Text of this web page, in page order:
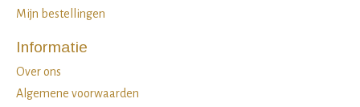
Mijn bestellingen
Informatie
Over ons
Algemene voorwaarden